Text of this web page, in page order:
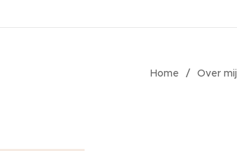
Home Over mij